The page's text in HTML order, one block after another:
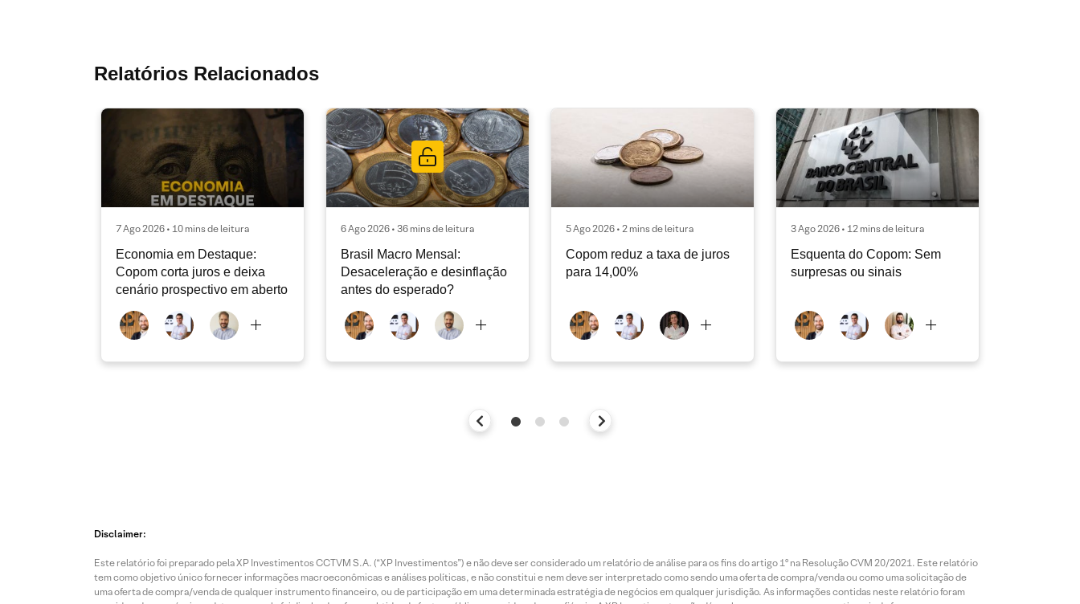
Relatórios Relacionados
7 Ago 2026 • 10 mins de leitura
Economia em Destaque:
Copom corta juros e deixa
cenário prospectivo em aberto
6 Ago 2026 • 36 mins de leitura
Brasil Macro Mensal:
Desaceleração e desinflação
antes do esperado?
5 Ago 2026 • 2 mins de leitura
Copom reduz a taxa de juros
para 14,00%
3 Ago 2026 • 12 mins de leitura
Esquenta do Copom: Sem
surpresas ou sinais
Disclaimer:
Este relatório foi preparado pela XP Investimentos CCTVM S.A. (“XP Investimentos”) e não deve ser considerado um relatório de análise para os fins do artigo 1º na Resolução CVM 20/2021. Este relatório
tem como objetivo único fornecer informações macroeconômicas e análises políticas, e não constitui e nem deve ser interpretado como sendo uma oferta de compra/venda ou como uma solicitação de
uma oferta de compra/venda de qualquer instrumento financeiro, ou de participação em uma determinada estratégia de negócios em qualquer jurisdição. As informações contidas neste relatório foram